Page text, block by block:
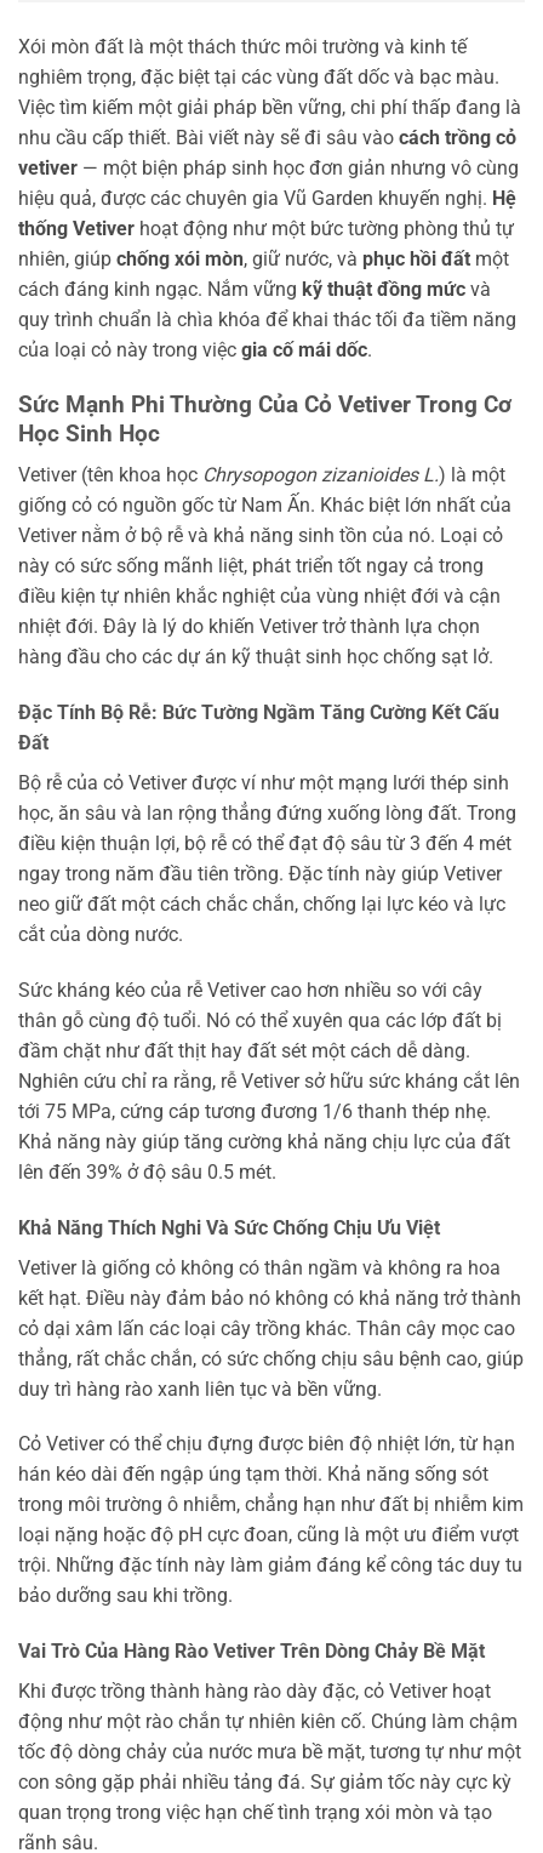
Xói mòn đất là một thách thức môi trường và kinh tế
nghiêm trọng, đặc biệt tại các vùng đất dốc và bạc màu.
Việc tìm kiếm một giải pháp bền vững, chi phí thấp đang là
nhu cầu cấp thiết. Bài viết này sẽ đi sâu vào cách trồng cỏ
vetiver — một biện pháp sinh học đơn giản nhưng vô cùng
hiệu quả, được các chuyên gia Vũ Garden khuyến nghị. Hệ
thống Vetiver hoạt động như một bức tường phòng thủ tự
nhiên, giúp chống xói mòn, giữ nước, và phục hồi đất một
cách đáng kinh ngạc. Nắm vững kỹ thuật đồng mức và
quy trình chuẩn là chìa khóa để khai thác tối đa tiềm năng
của loại cỏ này trong việc gia cố mái dốc.
Sức Mạnh Phi Thường Của Cỏ Vetiver Trong Cơ
Học Sinh Học
Vetiver (tên khoa học Chrysopogon zizanioides L.) là một
giống cỏ có nguồn gốc từ Nam Ấn. Khác biệt lớn nhất của
Vetiver nằm ở bộ rễ và khả năng sinh tồn của nó. Loại cỏ
này có sức sống mãnh liệt, phát triển tốt ngay cả trong
điều kiện tự nhiên khắc nghiệt của vùng nhiệt đới và cận
nhiệt đới. Đây là lý do khiến Vetiver trở thành lựa chọn
hàng đầu cho các dự án kỹ thuật sinh học chống sạt lở.
Đặc Tính Bộ Rễ: Bức Tường Ngầm Tăng Cường Kết Cấu
Đất
Bộ rễ của cỏ Vetiver được ví như một mạng lưới thép sinh
học, ăn sâu và lan rộng thẳng đứng xuống lòng đất. Trong
điều kiện thuận lợi, bộ rễ có thể đạt độ sâu từ 3 đến 4 mét
ngay trong năm đầu tiên trồng. Đặc tính này giúp Vetiver
neo giữ đất một cách chắc chắn, chống lại lực kéo và lực
cắt của dòng nước.
Sức kháng kéo của rễ Vetiver cao hơn nhiều so với cây
thân gỗ cùng độ tuổi. Nó có thể xuyên qua các lớp đất bị
đầm chặt như đất thịt hay đất sét một cách dễ dàng.
Nghiên cứu chỉ ra rằng, rễ Vetiver sở hữu sức kháng cắt lên
tới 75 MPa, cứng cáp tương đương 1/6 thanh thép nhẹ.
Khả năng này giúp tăng cường khả năng chịu lực của đất
lên đến 39% ở độ sâu 0.5 mét.
Khả Năng Thích Nghi Và Sức Chống Chịu Ưu Việt
Vetiver là giống cỏ không có thân ngầm và không ra hoa
kết hạt. Điều này đảm bảo nó không có khả năng trở thành
cỏ dại xâm lấn các loại cây trồng khác. Thân cây mọc cao
thẳng, rất chắc chắn, có sức chống chịu sâu bệnh cao, giúp
duy trì hàng rào xanh liên tục và bền vững.
Cỏ Vetiver có thể chịu đựng được biên độ nhiệt lớn, từ hạn
hán kéo dài đến ngập úng tạm thời. Khả năng sống sót
trong môi trường ô nhiễm, chẳng hạn như đất bị nhiễm kim
loại nặng hoặc độ pH cực đoan, cũng là một ưu điểm vượt
trội. Những đặc tính này làm giảm đáng kể công tác duy tu
bảo dưỡng sau khi trồng.
Vai Trò Của Hàng Rào Vetiver Trên Dòng Chảy Bề Mặt
Khi được trồng thành hàng rào dày đặc, cỏ Vetiver hoạt
động như một rào chắn tự nhiên kiên cố. Chúng làm chậm
tốc độ dòng chảy của nước mưa bề mặt, tương tự như một
con sông gặp phải nhiều tảng đá. Sự giảm tốc này cực kỳ
quan trọng trong việc hạn chế tình trạng xói mòn và tạo
rãnh sâu.